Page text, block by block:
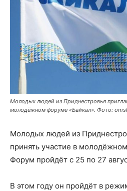
Молодых людей из Приднестровья
молодёжном форуме «Байкал». Фото:
Молодых людей из
принять участие в
Форум пройдёт с 25 по 27
В этом году он пройдёт в